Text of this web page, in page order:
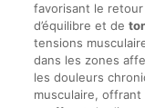
favorisant le retour
d’équilibre et de
tensions
dans les zones
les douleurs
musculaire,